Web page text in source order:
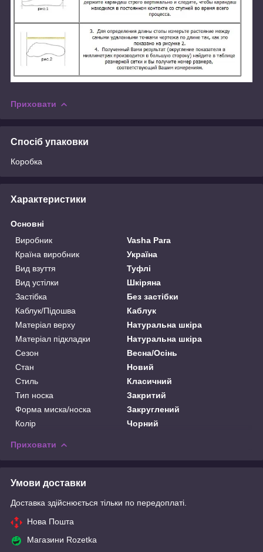
Приховати
Спосіб упаковки
Коробка
Характеристики
Основні
Виробник
Vasha Para
Країна виробник
Україна
Вид взуття
Туфлі
Вид устілки
Шкіряна
Застібка
Без застібки
Каблук/Підошва
Каблук
Матеріал верху
Натуральна шкіра
Матеріал підкладки
Натуральна шкіра
Сезон
Весна/Осінь
Стан
Новий
Стиль
Класичний
Тип носка
Закритий
Форма миска/носка
Закруглений
Колір
Чорний
Приховати
Умови доставки
Доставка здійснюється тільки по передоплаті.
Нова Пошта
Магазини Rozetka